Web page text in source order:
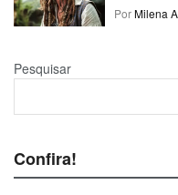
PorMilena
Pesquisar
Confira!